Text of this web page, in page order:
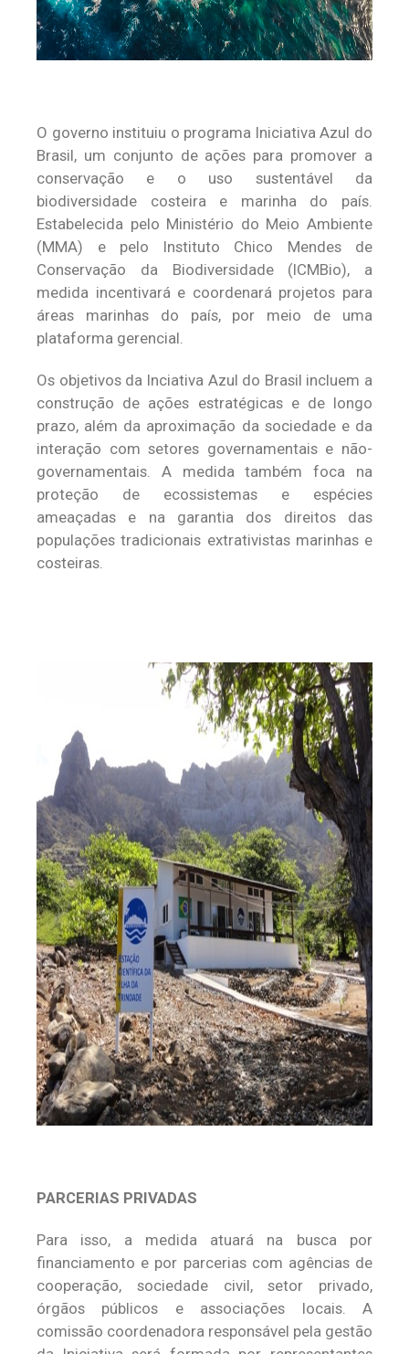
O governo instituiu o programa Iniciativa Azul do
Brasil, um conjunto de ações para promover a
conservação e o uso sustentável da
biodiversidade costeira e marinha do país.
Estabelecida pelo Ministério do Meio Ambiente
(MMA) e pelo Instituto Chico Mendes de
Conservação da Biodiversidade (ICMBio), a
medida incentivará e coordenará projetos para
áreas marinhas do país, por meio de uma
plataforma gerencial.
Os objetivos da Inciativa Azul do Brasil incluem a
construção de ações estratégicas e de longo
prazo, além da aproximação da sociedade e da
interação com setores governamentais e não-
governamentais. A medida também foca na
proteção de ecossistemas e espécies
ameaçadas e na garantia dos direitos das
populações tradicionais extrativistas marinhas e
costeiras.
PARCERIAS PRIVADAS
Para isso, a medida atuará na busca por
financiamento e por parcerias com agências de
cooperação, sociedade civil, setor privado,
órgãos públicos e associações locais. A
comissão coordenadora responsável pela gestão